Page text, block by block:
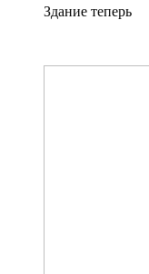
Здание теперь